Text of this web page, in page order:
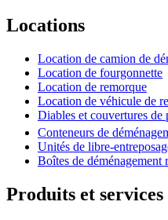
Locations
Location de camion de
Location de fourgonnette
Location de remorque
Location de véhicule de
Diables et couvertures de
Conteneurs de
Unités de libre-
Boîtes de déménagement
Produits et services